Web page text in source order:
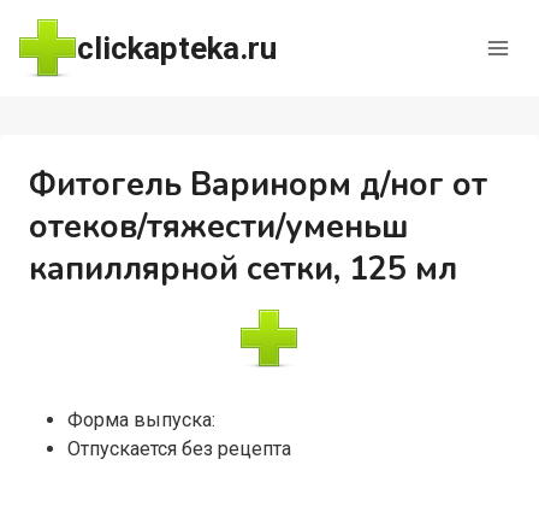
Перейти
содержимому
clickapteka.ru
Фитогель Варинорм д/ног от
отеков/тяжести/уменьш
капиллярной сетки, 125 мл
Форма выпуска:
Отпускается без рецепта